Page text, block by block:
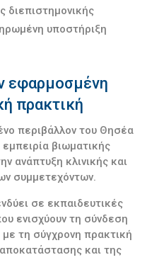
διεπιστημονικής
υποστήριξη
εφαρμοσμένη
πρακτική
περιβάλλον του Θησέα
βιωματικής
ανάπτυξη κλινικής και
συμμετεχόντων.
σε εκπαιδευτικές
ενισχύουν τη σύνδεση
τη σύγχρονη πρακτική
και της